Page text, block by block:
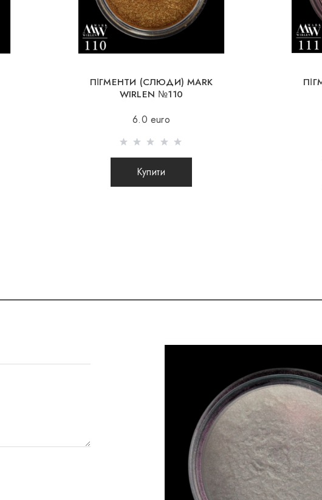
Німеччина, Чехія, Литва, Румунія, Словаччина,
Великобританія, Іспанія).
Безкоштовна доставка можлива при
вартості доставки (міжнародні посилки
Відправлення посилок за кордон
якого Ви зможете відстежувати свою посилку.
ПІГМЕНТИ (СЛЮДИ) MARK
WIRLEN №110
6.0 euro
Купити